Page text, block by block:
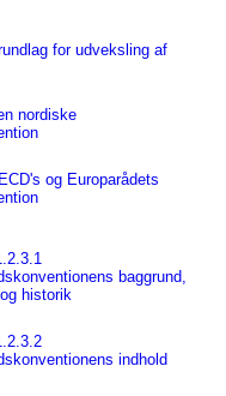
for udveksling af
nordiske
og Europarådets
baggrund,
historik
indhold